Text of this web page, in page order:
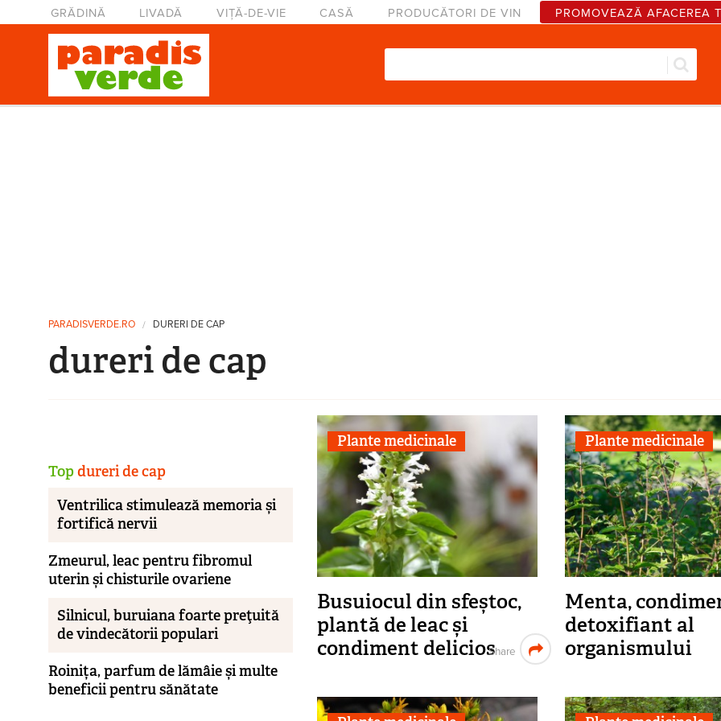
Mergi la conţinutul principal
Meniu principal
GRĂDINĂ LIVADĂ VIȚĂ-DE-VIE CASĂ PRODUCĂTORI DE VIN PROMOVEAZĂ AFACEREA
Formular de căutare
Eşti aici
PARADISVERDE.RO DURERI DE CAP
dureri de cap
Plante medicinale
Busuiocul din sfeștoc,
plantă de leac și
condiment deliciosShare
Plante medicinale
Menta,
detoxifiant al
organismului
Topdureri de cap
Ventrilica stimulează memoria și
fortifică nervii
Zmeurul, leac pentru fibromul
uterin și chisturile ovariene
Silnicul, buruiana foarte preţuită
de vindecătorii populari
Roinița, parfum de lămâie și multe
beneficii pentru sănătate